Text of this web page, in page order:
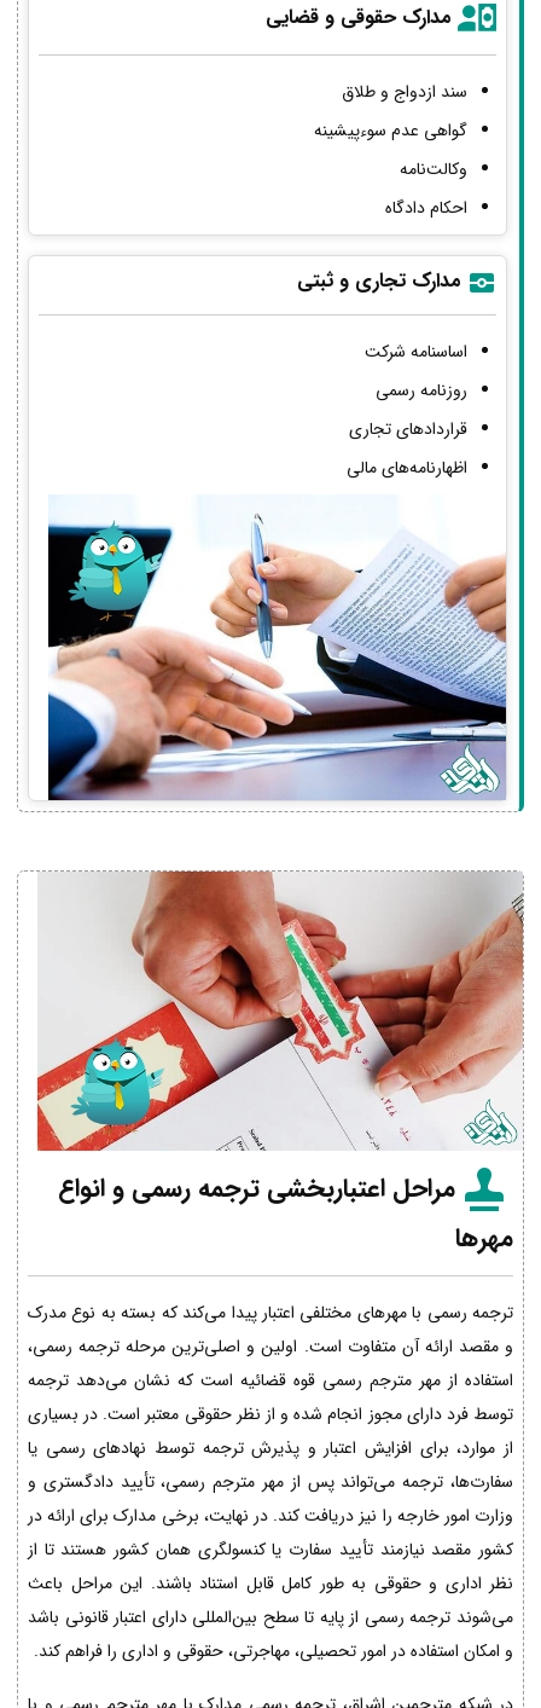
مدارک حقوقی و قضایی
سند ازدواج و طلاق
گواهی عدم سوءپیشینه
وکالت‌نامه
احکام دادگاه
مدارک تجاری و ثبتی
اساسنامه شرکت
روزنامه رسمی
قراردادهای تجاری
اظهارنامه‌های مالی
مراحل اعتباربخشی ترجمه رسمی و انواع
مهرها
ترجمه رسمی با مهرهای مختلفی اعتبار پیدا می‌کند که بسته به نوع مدرک
و مقصد ارائه آن متفاوت است. اولین و اصلی‌ترین مرحله ترجمه رسمی،
استفاده از مهر مترجم رسمی قوه قضائیه است که نشان می‌دهد ترجمه
توسط فرد دارای مجوز انجام شده و از نظر حقوقی معتبر است. در بسیاری
از موارد، برای افزایش اعتبار و پذیرش ترجمه توسط نهادهای رسمی یا
سفارت‌ها، ترجمه می‌تواند پس از مهر مترجم رسمی، تأیید دادگستری و
وزارت امور خارجه را نیز دریافت کند. در نهایت، برخی مدارک برای ارائه در
کشور مقصد نیازمند تأیید سفارت یا کنسولگری همان کشور هستند تا از
نظر اداری و حقوقی به طور کامل قابل استناد باشند. این مراحل باعث
می‌شوند ترجمه رسمی از پایه تا سطح بین‌المللی دارای اعتبار قانونی باشد
و امکان استفاده در امور تحصیلی، مهاجرتی، حقوقی و اداری را فراهم کند.